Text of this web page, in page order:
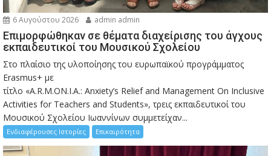
6 Αυγούστου 2026 admin admin
Eπιμορφώθηκαν σε θέματα διαχείρισης του άγχους
εκπαιδευτικοί του Μουσικού Σχολείου
Στο πλαίσιο της υλοποίησης του ευρωπαϊκού προγράμματος
Erasmus+ με
τίτλο «A.R.M.ON.I.A.: Anxiety’s Relief and Management On Inclusive
Activities for Teachers and Students», τρεις εκπαιδευτικοί του
Μουσικού Σχολείου Ιωαννίνων συμμετείχαν...
Ενδιαφέρουσες Ιστορίες Επικαιρότητα